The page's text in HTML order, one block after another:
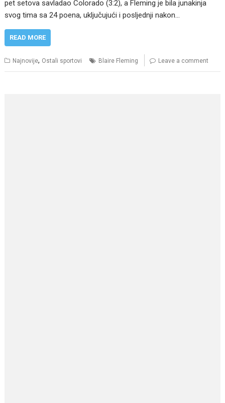
pet setova savladao Colorado (3:2), a Fleming je bila junakinja
svog tima sa 24 poena, uključujući i posljednji nakon…
READ MORE
Najnovije, Ostali sportovi Blaire Fleming Leave a comment